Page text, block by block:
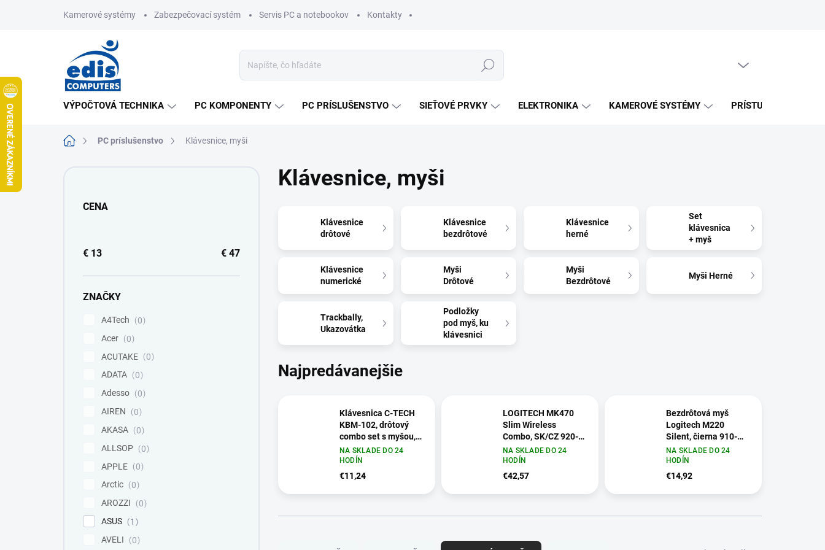
Kamerové systémy Zabezpečovací systém Servis PC a notebookov Kontakty
Hľadať
VÝPOČTOVÁ TECHNIKA PC KOMPONENTY PC PRÍSLUŠENSTVO SIEŤOVÉ PRVKY ELEKTRONIKA KAMEROVÉ SYSTÉMY PRÍSTUPOVÉ
DomovPC príslušenstvo Klávesnice, myši
CENA
€ 13 € 47
ZNAČKY
A4Tech
0
Acer
0
ACUTAKE
0
ADATA
0
Adesso
0
AIREN
0
AKASA
0
ALLSOP
0
APPLE
0
Arctic
0
AROZZI
0
ASUS
1
AVELI
0
Klávesnice, myši
Klávesnice
drôtové
Klávesnice
bezdrôtové
Klávesnice
herné
Set
klávesnica
+ myš
Klávesnice
numerické
Myši
Drôtové
Myši
Bezdrôtové
Myši Herné
Trackbally,
Ukazovátka
Podložky
pod myš, ku
klávesnici
Najpredávanejšie
Klávesnica C-TECH
KBM-102, drôtový
combo set s myšou,
USB, CZ/ SK KBM-
102-BL
NA SKLADE DO 24
HODÍN
€11,24
LOGITECH MK470
Slim Wireless
Combo, SK/CZ 920-
009260
NA SKLADE DO 24
HODÍN
€42,57
Bezdrôtová myš
Logitech M220
Silent, čierna 910-
004878
NA SKLADE DO 24
HODÍN
€14,92